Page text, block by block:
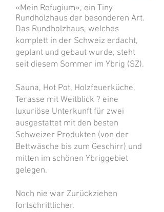
«Mein Refugium», ein Tiny
Rundholzhaus der besonderen Art.
Das Rundholzhaus, welches
komplett in der Schweiz erdacht,
geplant und gebaut wurde, steht
seit diesem Sommer im Ybrig (SZ).
Sauna, Hot Pot, Holzfeuerküche,
Terasse mit Weitblick ? eine
luxuriöse Unterkunft für zwei
ausgestattet mit den besten
Schweizer Produkten (von der
Bettwäsche bis zum Geschirr) und
mitten im schönen Ybriggebiet
gelegen.
Noch nie war Zurückziehen
fortschrittlicher.